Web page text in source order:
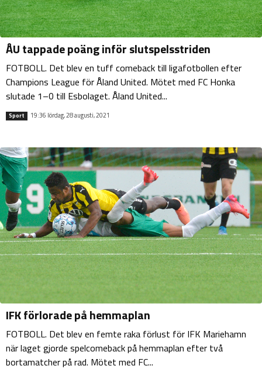
ÅU tappade poäng inför slutspelsstriden
FOTBOLL. Det blev en tuff comeback till ligafotbollen efter
Champions League för Åland United. Mötet med FC Honka
slutade 1–0 till Esbolaget. Åland United...
Sport 19:36 lördag, 28 augusti, 2021
IFK förlorade på hemmaplan
FOTBOLL. Det blev en femte raka förlust för IFK Mariehamn
när laget gjorde spelcomeback på hemmaplan efter två
bortamatcher på rad. Mötet med FC...